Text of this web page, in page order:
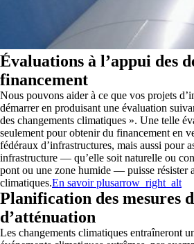
Évaluations à l’appui des
financement
Nous pouvons aider à ce que vos projets
démarrer en produisant une évaluation
des changements climatiques ». Une telle
seulement pour obtenir du financement en
fédéraux d’infrastructures, mais aussi pour
infrastructure — qu’elle soit naturelle ou
pont ou une zone humide — puisse résister
climatiques.En savoir plusarrow_right_alt
Planification des mesures
d’atténuation
Les changements climatiques entraîneront